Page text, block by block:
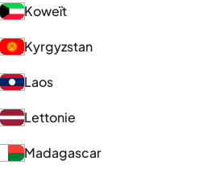
Koweït
Kyrgyzstan
Laos
Lettonie
Madagascar